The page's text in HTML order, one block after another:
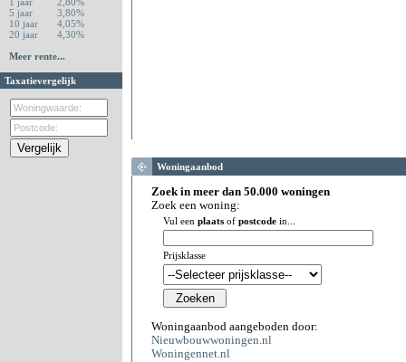
5 jaar
3,80%
10 jaar
4,05%
20 jaar
4,30%
Meer rente...
Taxatievergelijk
Woningaanbod
Zoek in meer dan 50.000 woningen
Zoek een woning:
Vul een plaats of postcode in...
Prijsklasse
Woningaanbod aangeboden door:
Nieuwbouwwoningen.nl
Woningennet.nl